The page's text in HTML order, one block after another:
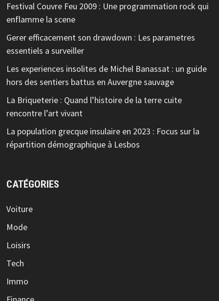
Festival Couvre Feu 2009 : Une programmation rock qui
enflamme la scene
Gerer efficacement son drawdown : Les parametres
essentiels a surveiller
Les experiences insolites de Michel Banassat : un guide
hors des sentiers battus en Auvergne sauvage
La Briqueterie : Quand l’histoire de la terre cuite
rencontre l’art vivant
La population grecque insulaire en 2023 : Focus sur la
répartition démographique à Lesbos
CATÉGORIES
Voiture
Mode
Loisirs
Tech
Immo